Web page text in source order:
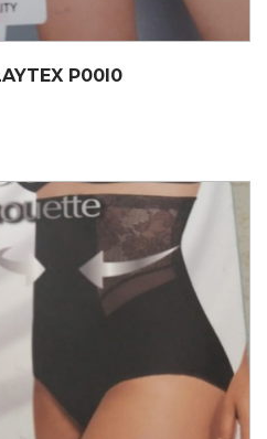
P00I0